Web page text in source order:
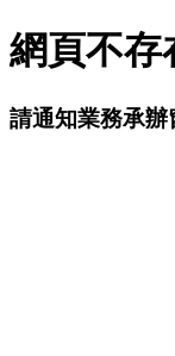
網頁不存
請通知業務承辦